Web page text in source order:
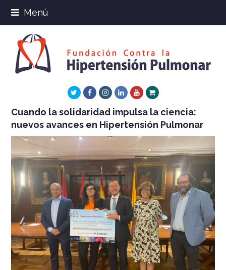
Menú
TwitterFacebookInstagram
LinkedInYoutube
Xing
Cuando la solidaridad impulsa la ciencia:
nuevos avances en Hipertensión Pulmonar